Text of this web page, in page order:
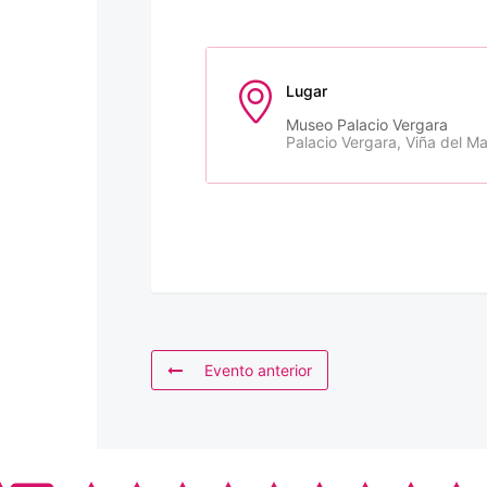
Lugar
Museo Palacio Vergara
Palacio Vergara, Viña del
Evento anterior